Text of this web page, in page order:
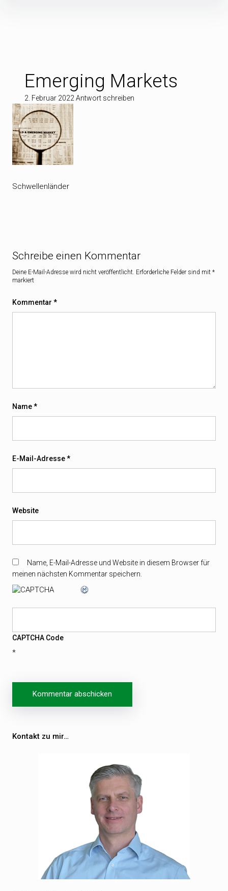
Emerging Markets
2. Februar 2022 Antwort schreiben
Schwellenländer
Schreibe einen Kommentar
Deine E-Mail-Adresse wird nicht veröffentlicht. Erforderliche Felder sind mit *
markiert
Kommentar *
Name*
E-Mail-Adresse*
Website
Name, E-Mail-Adresse und Website in diesem Browser für
meinen nächsten Kommentar speichern.
CAPTCHA Code
*
Beitragsnavigation
Kontakt zu mir…